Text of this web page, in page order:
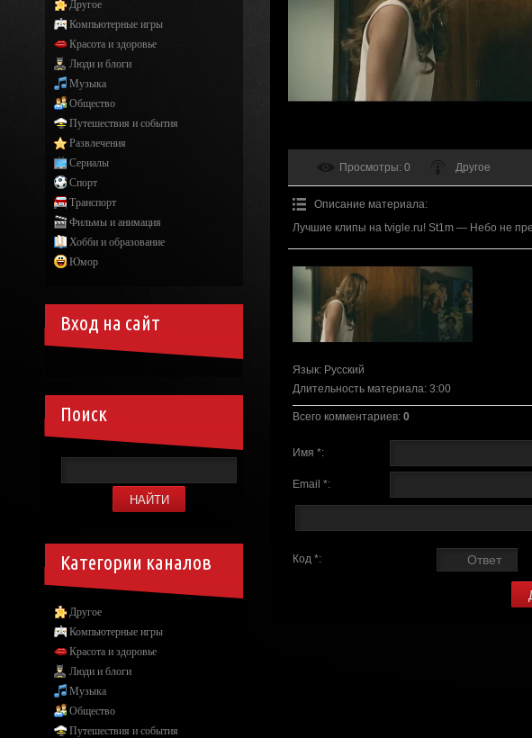
Просмотры: 0 Другое
Описание материала:
Лучшие клипы на tvigle.ru! St1m — Небо не
Язык: Русский
Длительность материала: 3:00
Всего комментариев: 0
Имя *:
Email *:
Код *:
Другое
Компьютерные игры
Красота и здоровье
Люди и блоги
Музыка
Общество
Путешествия и события
Развлечения
Сериалы
Спорт
Транспорт
Фильмы и анимация
Хобби и образование
Юмор
Вход на сайт
Поиск
Категории каналов
Другое
Компьютерные игры
Красота и здоровье
Люди и блоги
Музыка
Общество
Путешествия и события